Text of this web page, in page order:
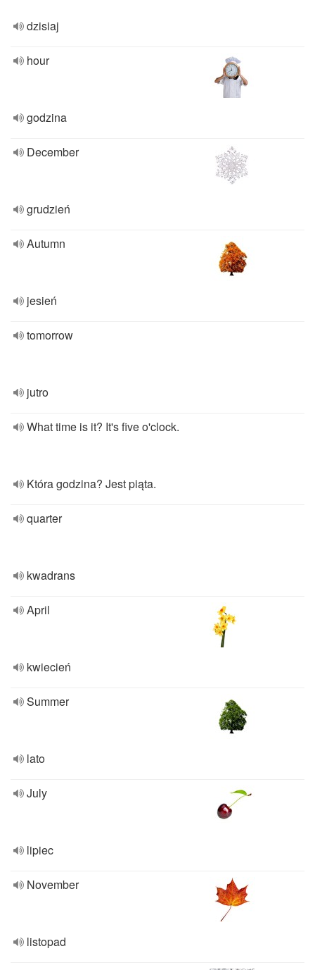
dzisiaj
hour
godzina
December
grudzień
Autumn
jesień
tomorrow
jutro
What time is it? It's five o'clock.
Która godzina? Jest piąta.
quarter
kwadrans
April
kwiecień
Summer
lato
July
lipiec
November
listopad